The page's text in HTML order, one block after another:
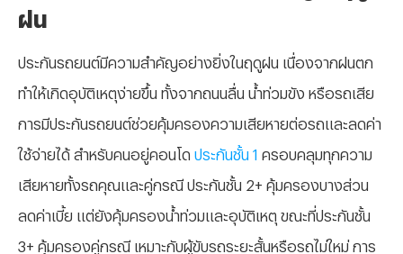
ฝน
ประกันรถยนต์มีความสำคัญอย่างยิ่งในฤดูฝน เนื่องจากฝนตก
ทำให้เกิดอุบัติเหตุง่ายขึ้น ทั้งจากถนนลื่น น้ำท่วมขัง หรือรถเสีย
การมีประกันรถยนต์ช่วยคุ้มครองความเสียหายต่อรถและลดค่า
ใช้จ่ายได้ สำหรับคนอยู่คอนโด ประกันชั้น 1 ครอบคลุมทุกความ
เสียหายทั้งรถคุณและคู่กรณี ประกันชั้น 2+ คุ้มครองบางส่วน
ลดค่าเบี้ย แต่ยังคุ้มครองน้ำท่วมและอุบัติเหตุ ขณะที่ประกันชั้น
3+ คุ้มครองคู่กรณี เหมาะกับผู้ขับรถระยะสั้นหรือรถไม่ใหม่ การ